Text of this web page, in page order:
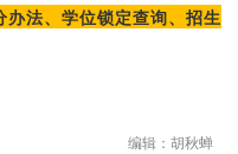
法、学位锁定查询、招生
编辑：胡秋蝉